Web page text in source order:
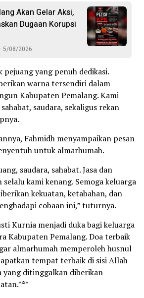
Akan Gelar Aksi,
Dugaan Korupsi
5/08/2026
pejuang yang penuh dedikasi.
warna tersendiri dalam
Kabupaten Pemalang. Kami
saudara, sekaligus rekan
Fahmidh menyampaikan pesan
untuk almarhumah.
saudara, sahabat. Jasa dan
kami kenang. Semoga keluarga
kekuatan, ketabahan, dan
cobaan ini,” tuturnya.
Kurnia menjadi duka bagi keluarga
Kabupaten Pemalang. Doa terbaik
almarhumah memperoleh husnul
tempat terbaik di sisi Allah
yang ditinggalkan diberikan